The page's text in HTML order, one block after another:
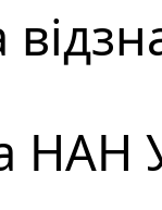
НАН